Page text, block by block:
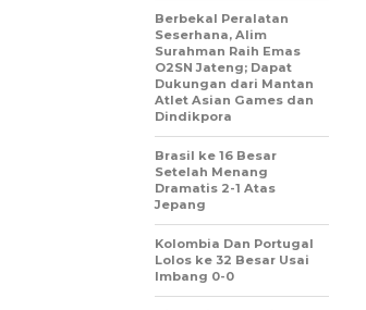
Berbekal Peralatan
Seserhana, Alim
Surahman Raih Emas
O2SN Jateng; Dapat
Dukungan dari Mantan
Atlet Asian Games dan
Dindikpora
Brasil ke 16 Besar
Setelah Menang
Dramatis 2-1 Atas
Jepang
Kolombia Dan Portugal
Lolos ke 32 Besar Usai
Imbang 0-0